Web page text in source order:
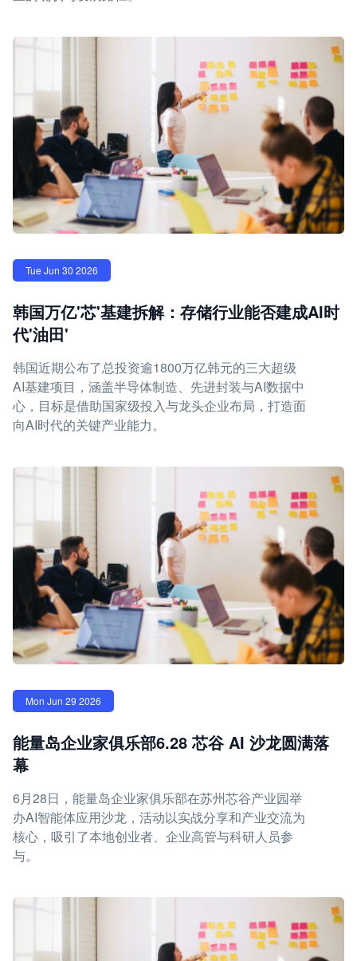
Tue Jun 30 2026
韩国万亿'芯'基建拆解：存储行业能否建成AI时
代'油田'
韩国近期公布了总投资逾1800万亿韩元的三大超级
AI基建项目，涵盖半导体制造、先进封装与AI数据中
心，目标是借助国家级投入与龙头企业布局，打造面
向AI时代的关键产业能力。
Mon Jun 29 2026
能量岛企业家俱乐部6.28 芯谷 AI 沙龙圆满落
幕
6月28日，能量岛企业家俱乐部在苏州芯谷产业园举
办AI智能体应用沙龙，活动以实战分享和产业交流为
核心，吸引了本地创业者、企业高管与科研人员参
与。